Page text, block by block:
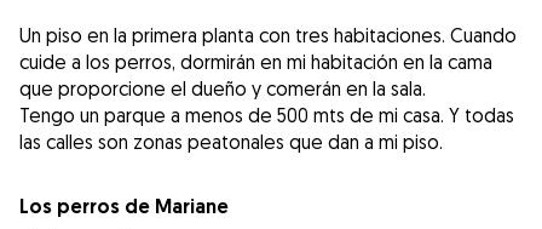
Un piso en la primera planta con tres habitaciones. Cuando
cuide a los perros, dormirán en mi habitación en la cama
que proporcione el dueño y comerán en la sala.
Tengo un parque a menos de 500 mts de mi casa. Y todas
las calles son zonas peatonales que dan a mi piso.
Los perros de Mariane